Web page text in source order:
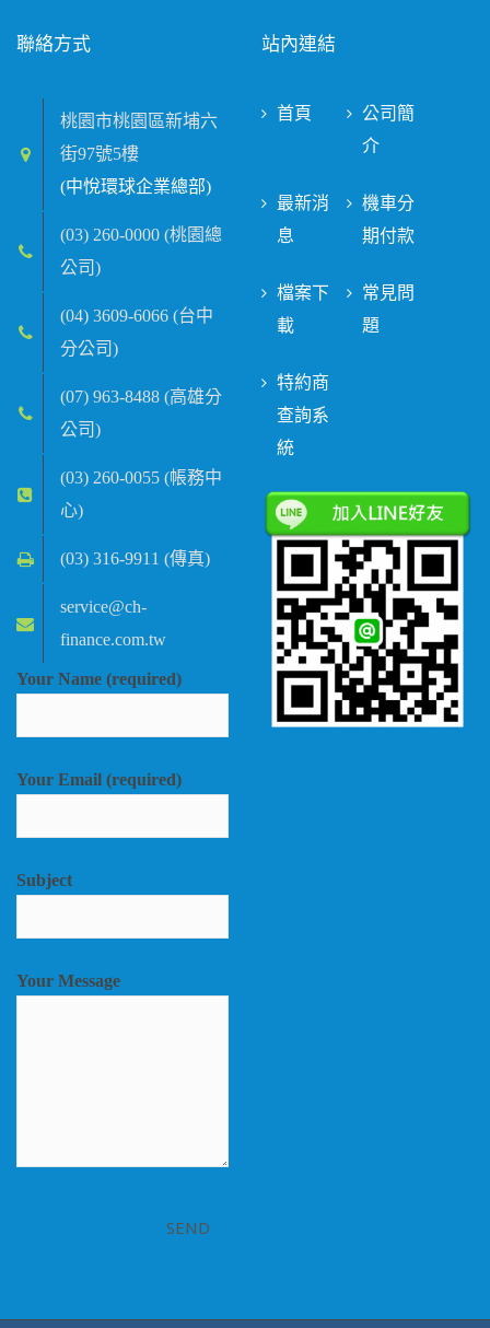
聯絡方式
桃園市桃園區新埔六
街97號5樓
(中悅環球企業總部)
(03) 260-0000 (桃園總
公司)
(04) 3609-6066 (台中
分公司)
(07) 963-8488 (高雄分
公司)
(03) 260-0055 (帳務中
心)
(03) 316-9911 (傳真)
service@ch-
finance.com.tw
Your Name (required)
Your Email (required)
Subject
Your Message
站內連結
首頁
公司簡
介
最新消
息
機車分
期付款
檔案下
載
常見問
題
特約商
查詢系
統